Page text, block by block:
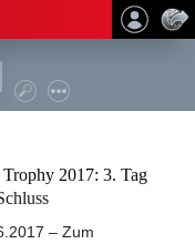
2017: 3. Tag
– Zum